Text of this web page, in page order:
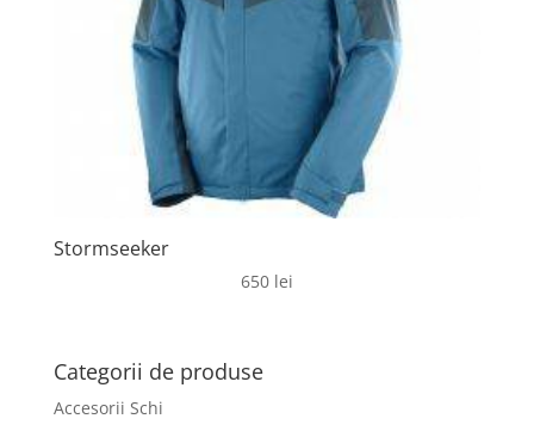
Stormseeker
650 lei
Categorii de produse
Accesorii Schi